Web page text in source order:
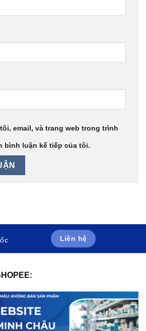
email, và trang web trong trình
bình luận kế tiếp của tôi.
Liên hệ